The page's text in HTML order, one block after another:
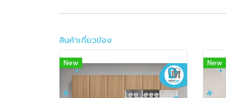
สินค้าเกี่ยวข้อง
New New